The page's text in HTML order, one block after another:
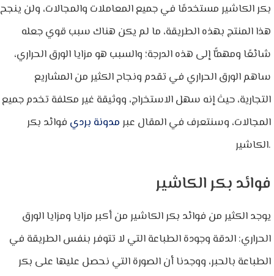
بكر الكاشير مستخدمًا في جميع المعاملات والمجالات، ولن ينجح
هذا المنتج بهذه الطريقة، ما لم يكن هناك سبب قوي جعله
شائعًا ومهمًّا إلى هذه الدرجة؛ والسبب هو مزايا الورق الحراري،
ساهم الورق الحراري في تقدم ونجاح الكثير من المشاريع
التجارية، حيث إنه سهل الاستخراج، ووثيقة غير مكلفة تخدم جميع
المجالات، وسنتعرف في المقال عبر مدونة بردي فوائد بكر
الكاشير.
فوائد بكر الكاشير
يوجد الكثير من فوائد بكر الكاشير من أكبر مزايا ومزايا الورق
الحراري: الدقة وجودة الطباعة التي لا تتوفر بنفس الطريقة في
الطباعة بالحبر، ووجدنا أن الصورة التي نحصل عليها على بكر